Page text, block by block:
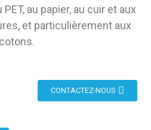
au papier, au cuir et aux
et particulièrement aux
CONTACTEZ-NOUS